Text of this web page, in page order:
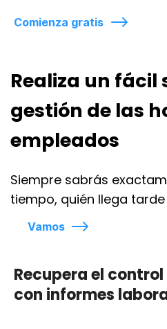
Comienza gratis
Realiza un fácil
gestión de las
empleados
Siempre sabrás
tiempo, quién llega
Vamos
Recupera el
con informes